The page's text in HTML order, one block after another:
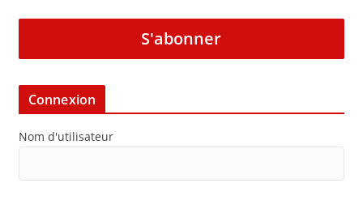
S'abonner
Connexion
Nom d'utilisateur